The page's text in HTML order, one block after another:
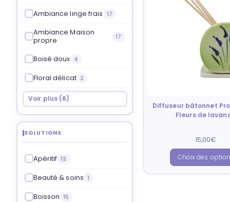
Ambiance linge frais 17
Ambiance Maison
propre
17
Boisé doux 4
Floral délicat 2
Voir plus (6)
SOLUTIONS
Apéritif 13
Beauté & soins 1
Boisson 15
Diffuseur bâtonnet
Fleurs de
Note
5.00
sur 5
15,00€
Choix des